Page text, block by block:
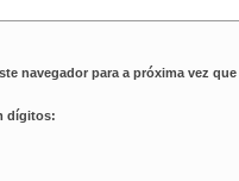
navegador para a próxima vez
dígitos: